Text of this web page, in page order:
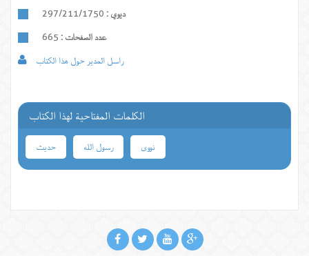
ديوي : 297/211/1750
عدد الصفحات :
راسل المدير حول هذا الكتاب
الكلمات المفتاحية لهذا الكتاب
حدیث رسول الله نووی